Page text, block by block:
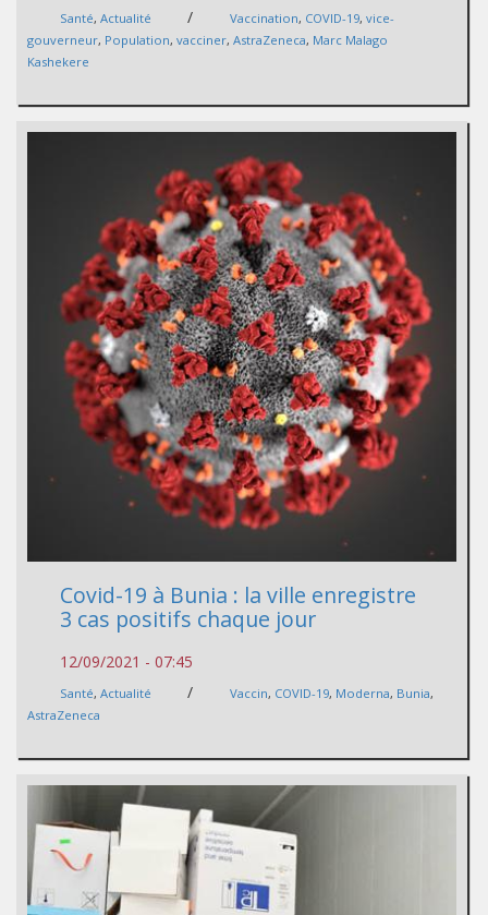
Santé, Actualité / Vaccination, COVID-19, vice-
gouverneur, Population, vacciner, AstraZeneca, Marc Malago
Kashekere
Covid-19 à Bunia : la ville enregistre
3 cas positifs chaque jour
12/09/2021 - 07:45
Santé, Actualité / Vaccin, COVID-19, Moderna, Bunia,
AstraZeneca